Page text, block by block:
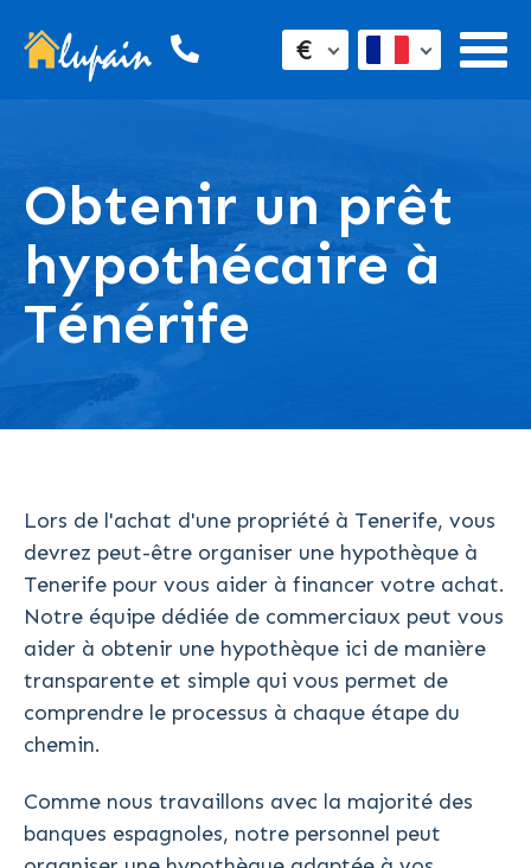
€
Obtenir un prêt
hypothécaire à
Ténérife
Lors de l'achat d'une propriété à Tenerife, vous
devrez peut-être organiser une hypothèque à
Tenerife pour vous aider à financer votre achat.
Notre équipe dédiée de commerciaux peut vous
aider à obtenir une hypothèque ici de manière
transparente et simple qui vous permet de
comprendre le processus à chaque étape du
chemin.
Comme nous travaillons avec la majorité des
banques espagnoles, notre personnel peut